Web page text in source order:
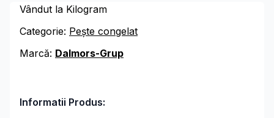
Vândut la Kilogram
Categorie: Pește congelat
Marcă: Dalmors-Grup
Informatii Produs: